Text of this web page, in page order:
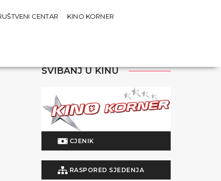
CENTAR KINO KORNER
SVIBANJ U KINU
CJENIK
RASPORED SJEDENJA